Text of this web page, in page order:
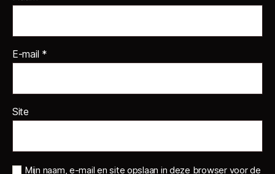
E-mail *
Site
Mijn naam, e-mail en site opslaan in deze browser voor de